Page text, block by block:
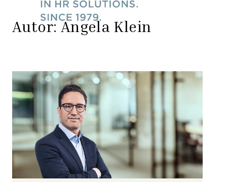
Autor: Angela Klein